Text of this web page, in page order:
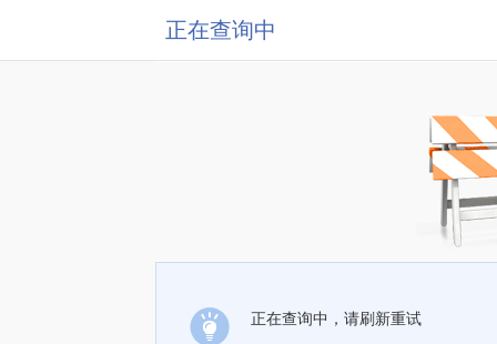
正在查询中
正在查询中，请刷新重试